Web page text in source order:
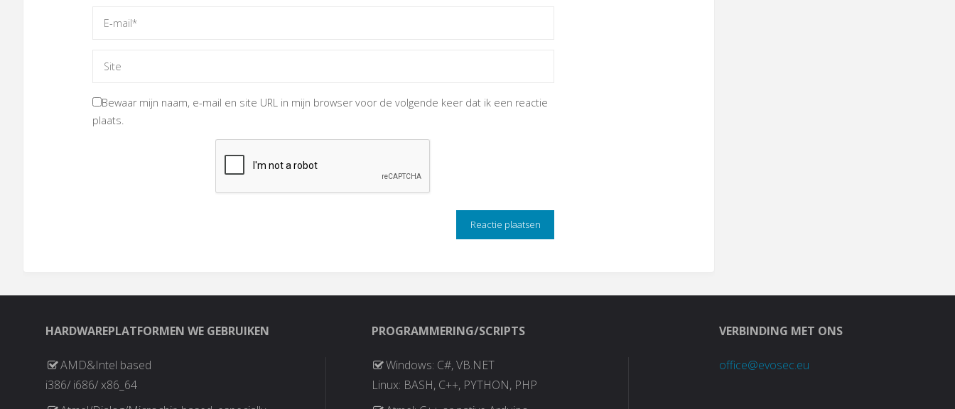
Bewaar mijn naam, e-mail en site URL in mijn browser voor de volgende keer dat ik een reactie
plaats.
HARDWAREPLATFORMEN WE GEBRUIKEN
AMD&Intel based
i386/ i686/ x86_64
PROGRAMMERING/SCRIPTS
Windows: C#, VB.NET
Linux: BASH, C++, PYTHON, PHP
VERBINDING MET ONS
office@evosec.eu